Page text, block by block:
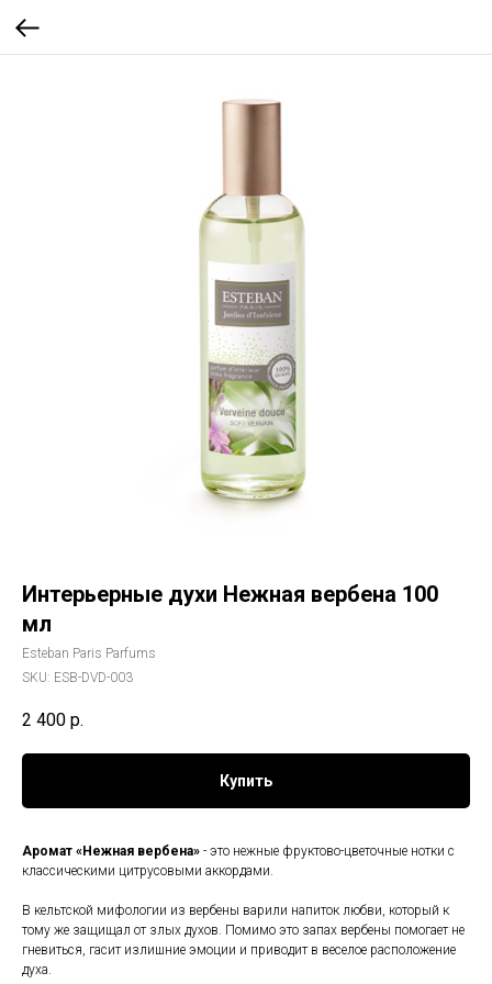
Интерьерные духи Нежная вербена 100
мл
Esteban Paris Parfums
SKU: ESB-DVD-003
2 400 р.
Купить
Аромат «Нежная вербена» - это нежные фруктово-цветочные нотки с
классическими цитрусовыми аккордами.
В кельтской мифологии из вербены варили напиток любви, который к
тому же защищал от злых духов. Помимо это запах вербены помогает не
гневиться, гасит излишние эмоции и приводит в веселое расположение
духа.